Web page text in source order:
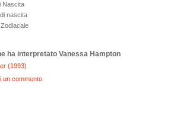
Nascita
nascita
ha interpretato Vanessa Hampton
(1993)
un commento